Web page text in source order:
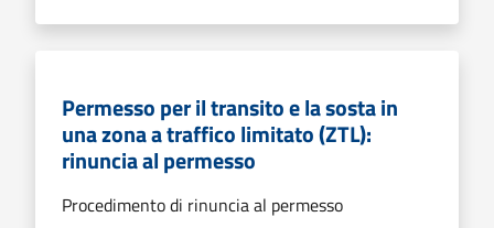
Permesso per il transito e la sosta in
una zona a traffico limitato (ZTL):
rinuncia al permesso
Procedimento di rinuncia al permesso